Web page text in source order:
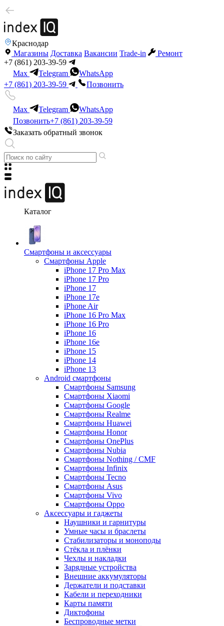
Краснодар
Магазины Доставка Вакансии Trade-in
Ремонт
+7 (861) 203-39-59
Max
Telegram
WhatsApp
+7 (861) 203-39-59
Позвонить
Max Telegram
WhatsApp
Позвонить+7 (861) 203-39-59
Заказать обратный звонок
Каталог
Смартфоны и аксессуары
Смартфоны Apple
iPhone 17 Pro Max
iPhone 17 Pro
iPhone 17
iPhone 17e
iPhone Air
iPhone 16 Pro Max
iPhone 16 Pro
iPhone 16
iPhone 16e
iPhone 15
iPhone 14
iPhone 13
Android cмартфоны
Смартфоны Samsung
Смартфоны Xiaomi
Смартфоны Google
Смартфоны Realme
Смартфоны Huawei
Смартфоны Honor
Смартфоны OnePlus
Смартфоны Nubia
Смартфоны Nothing / CMF
Смартфоны Infinix
Смартфоны Tecno
Смартфоны Asus
Смартфоны Vivo
Смартфоны Oppo
Аксессуары и гаджеты
Наушники и гарнитуры
Умные часы и браслеты
Стабилизаторы и моноподы
Стёкла и плёнки
Чехлы и накладки
Зарядные устройства
Внешние аккумуляторы
Держатели и подставки
Кабели и переходники
Карты памяти
Диктофоны
Беспроводные метки